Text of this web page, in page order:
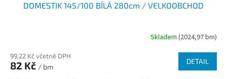
DOMESTIK 145/100 BÍLÁ 280cm / VELKOOBCHOD
Skladem (2024,97 bm)
99,22 Kč včetně DPH
82 Kč / bm
DETAIL